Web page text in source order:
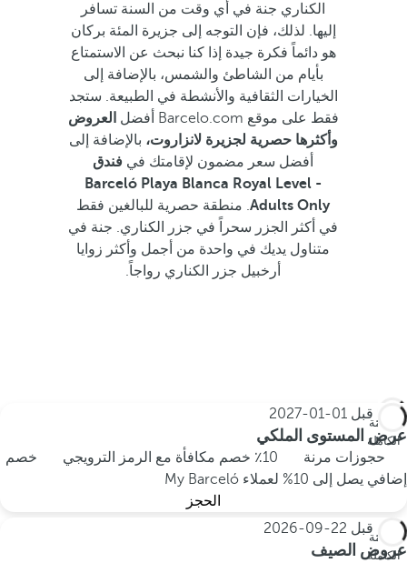
الكناري جنة في أي وقت من السنة تسافر
إليها. لذلك، فإن التوجه إلى جزيرة المئة بركان
هو دائماً فكرة جيدة إذا كنا نبحث عن الاستمتاع
بأيام من الشاطئ والشمس، بالإضافة إلى
الخيارات الثقافية والأنشطة في الطبيعة. ستجد
فقط على موقع Barcelo.com أفضل
العروض
وأكثرها حصرية لجزيرة لانزاروت، بالإضافة إلى
أفضل سعر مضمون لإقامتك في فندق
Barceló Playa Blanca Royal Level -
Adults Only
. منطقة حصرية للبالغين فقط
في أكثر الجزر سحراً في جزر الكناري. جنة في
متناول يديك في واحدة من أجمل وأكثر زوايا
أرخبيل جزر الكناري رواجاً.
الإقامة
الكاملة
احجز قبل 01-01-2027
عرض المستوى الملكي
حجوزات مرنة 10٪ خصم مكافأة مع الرمز الترويجي
خصم
إضافي يصل إلى 10% لعملاء My Barceló
الحجز
الإقامة
الكاملة
احجز قبل 22-09-2026
عروض الصيف